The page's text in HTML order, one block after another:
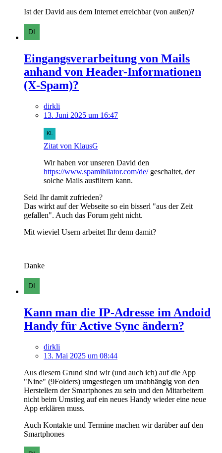
Ist der David aus dem Internet erreichbar (von außen)?
Eingangsverarbeitung von Mails
anhand von Header-Informationen
(X-Spam)?
dirkli
13. Juni 2025 um 16:47
Zitat von KlausG
Wir haben vor unseren David den
https://www.spamihilator.com/de/geschaltet, der
solche Mails ausfiltern kann.
Seid Ihr damit zufrieden?
Das wirkt auf der Webseite so ein bisserl "aus der Zeit
gefallen". Auch das Forum geht nicht.
Mit wieviel Usern arbeitet Ihr denn damit?
Danke
Kann man die IP-Adresse im Andoid
Handy für Active Sync ändern?
dirkli
13. Mai 2025 um 08:44
Aus diesem Grund sind wir (und auch ich) auf die App
"Nine" (9Folders) umgestiegen um unabhängig von den
Herstellern der Smartphones zu sein und den Mitarbeitern
nicht beim Umstieg auf ein neues Handy wieder eine neue
App erklären muss.
Auch Kontakte und Termine machen wir darüber auf den
Smartphones